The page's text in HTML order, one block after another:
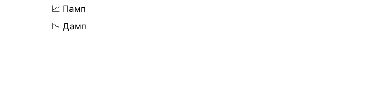
📈 Памп
📉 Дамп